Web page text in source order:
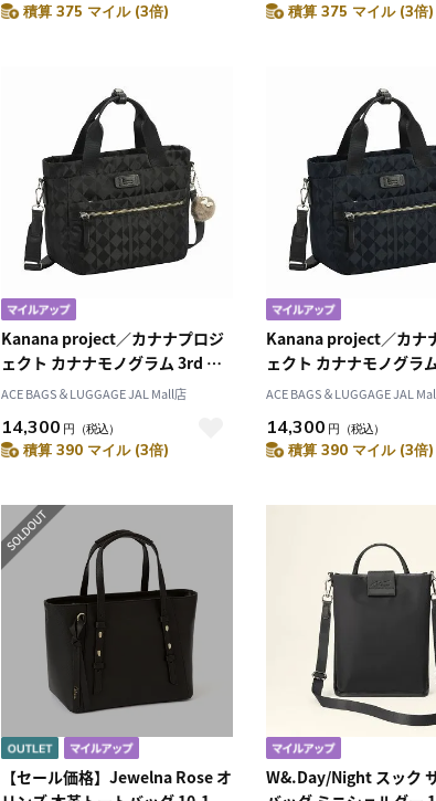
積算 375 マイル (3倍) 積算 375 マイル (3倍)
Kanana project／カナナプロジ
ェクト カナナモノグラム 3rd シ
ョルダーバッグ ハンドバッグ
ACE BAGS＆LUGGAGE JAL Mall店
14,300 円 （税込）
積算 390 マイル (3倍)
Kanana project／カナ
ェクト カナナモノグラ
ョルダーバッグ ハンドバ
ACE BAGS＆LUGGAGE JAL
14,300 円 （税込）
積算 390 マイル (3倍)
【セール価格】Jewelna Rose オ
W&.Day/Night スック